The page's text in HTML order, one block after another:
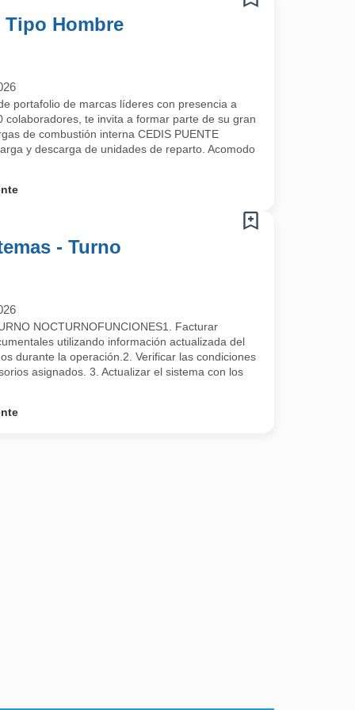
Hombre
portafolio de marcas líderes con presencia a
colaboradores, te invita a formar parte de su gran
de combustión interna CEDIS PUENTE
y descarga de unidades de reparto. Acomodo
- Turno
NOCTURNOFUNCIONES1. Facturar
utilizando información actualizada del
durante la operación.2. Verificar las condiciones
asignados. 3. Actualizar el sistema con los